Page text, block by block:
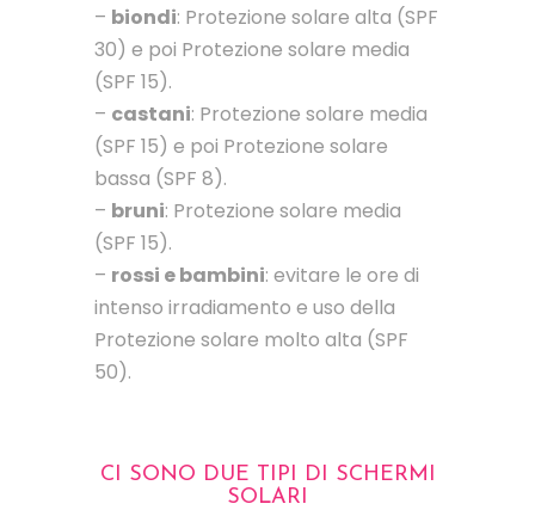
– biondi: Protezione solare alta (SPF
30) e poi Protezione solare media
(SPF 15).
– castani: Protezione solare media
(SPF 15) e poi Protezione solare
bassa (SPF 8).
– bruni: Protezione solare media
(SPF 15).
– rossi e bambini: evitare le ore di
intenso irradiamento e uso della
Protezione solare molto alta (SPF
50).
CI SONO DUE TIPI DI SCHERMI
SOLARI